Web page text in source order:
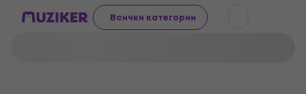
Всички категории